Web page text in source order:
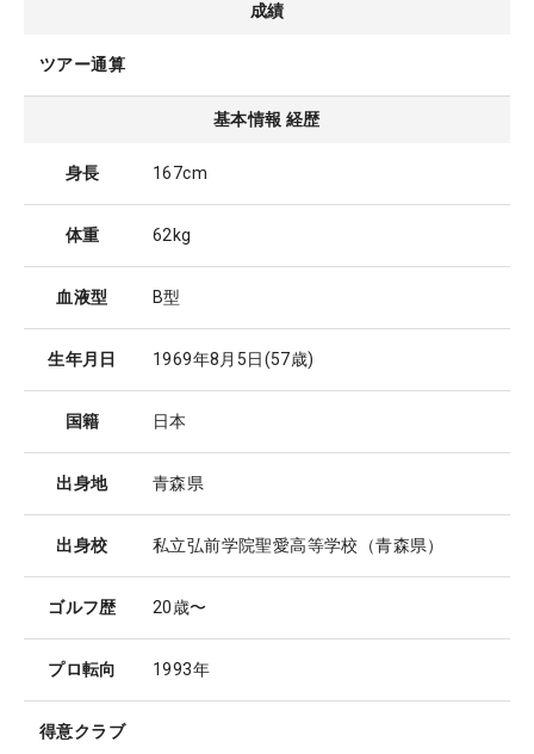
成績
ツアー通算
基本情報 経歴
身長 167cm
体重 62kg
血液型 B型
生年月日 1969年8月5日(57歳)
国籍 日本
出身地 青森県
出身校 私立弘前学院聖愛高等学校（青森県）
ゴルフ歴 20歳〜
プロ転向 1993年
得意クラブ